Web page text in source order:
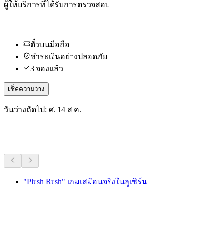
ผู้ให้บริการที่ได้รับการตรวจสอบ
ตั๋วบนมือถือ
ชำระเงินอย่างปลอดภัย
3 จองแล้ว
เช็คความว่าง
วันว่างถัดไป: ศ. 14 ส.ค.
"Plush Rush" เกมเสมือนจริงในลูเซิร์น